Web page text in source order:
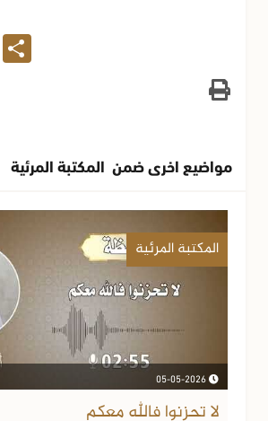
Share
مواضيع اخرى ضمن المكتبة المرئية
المكتبة المرئية
لا تحزنوا فالله معكم